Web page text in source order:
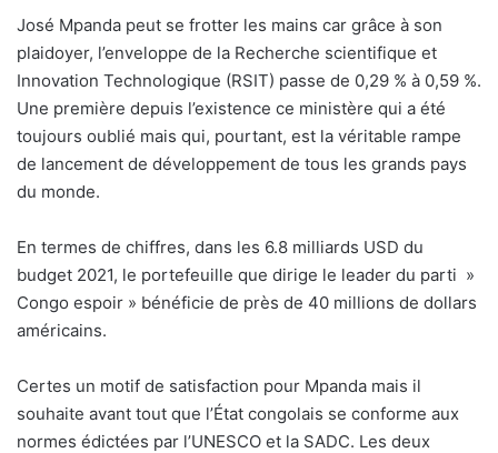
José Mpanda peut se frotter les mains car grâce à son
plaidoyer, l’enveloppe de la Recherche scientifique et
Innovation Technologique (RSIT) passe de 0,29 % à 0,59 %.
Une première depuis l’existence ce ministère qui a été
toujours oublié mais qui, pourtant, est la véritable rampe
de lancement de développement de tous les grands pays
du monde.
En termes de chiffres, dans les 6.8 milliards USD du
budget 2021, le portefeuille que dirige le leader du parti »
Congo espoir » bénéficie de près de 40 millions de dollars
américains.
Certes un motif de satisfaction pour Mpanda mais il
souhaite avant tout que l’État congolais se conforme aux
normes édictées par l’UNESCO et la SADC. Les deux